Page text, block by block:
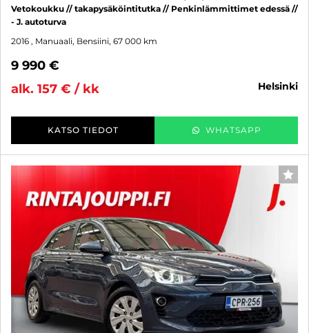
Vetokoukku // takapysäköintitutka // Penkinlämmittimet edessä //
- J. autoturva
2016 , Manuaali, Bensiini, 67 000 km
9 990 €
alk. 157 € / kk
helsinki
KATSO TIEDOT WHATSAPP